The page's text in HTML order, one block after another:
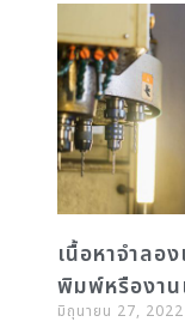
เนื้อหาจำลอ
พิมพ์หรืองา
มิถุนายน 27, 2022